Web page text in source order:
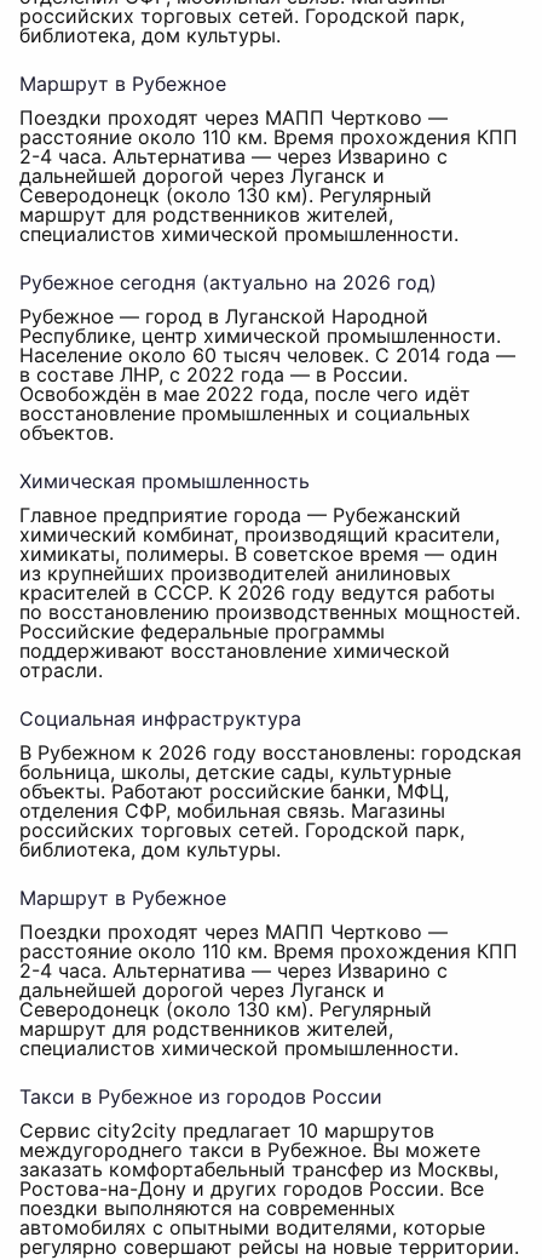
российских торговых сетей. Городской парк,
библиотека, дом культуры.
Маршрут в Рубежное
Поездки проходят через МАПП Чертково —
расстояние около 110 км. Время прохождения КПП
2-4 часа. Альтернатива — через Изварино с
дальнейшей дорогой через Луганск и
Северодонецк (около 130 км). Регулярный
маршрут для родственников жителей,
специалистов химической промышленности.
Рубежное сегодня (актуально на 2026 год)
Рубежное — город в Луганской Народной
Республике, центр химической промышленности.
Население около 60 тысяч человек. С 2014 года —
в составе ЛНР, с 2022 года — в России.
Освобождён в мае 2022 года, после чего идёт
восстановление промышленных и социальных
объектов.
Химическая промышленность
Главное предприятие города — Рубежанский
химический комбинат, производящий красители,
химикаты, полимеры. В советское время — один
из крупнейших производителей анилиновых
красителей в СССР. К 2026 году ведутся работы
по восстановлению производственных мощностей.
Российские федеральные программы
поддерживают восстановление химической
отрасли.
Социальная инфраструктура
В Рубежном к 2026 году восстановлены: городская
больница, школы, детские сады, культурные
объекты. Работают российские банки, МФЦ,
отделения СФР, мобильная связь. Магазины
российских торговых сетей. Городской парк,
библиотека, дом культуры.
Маршрут в Рубежное
Поездки проходят через МАПП Чертково —
расстояние около 110 км. Время прохождения КПП
2-4 часа. Альтернатива — через Изварино с
дальнейшей дорогой через Луганск и
Северодонецк (около 130 км). Регулярный
маршрут для родственников жителей,
специалистов химической промышленности.
Такси в Рубежное из городов России
Сервис city2city предлагает 10 маршрутов
междугороднего такси в Рубежное. Вы можете
заказать комфортабельный трансфер из Москвы,
Ростова-на-Дону и других городов России. Все
поездки выполняются на современных
автомобилях с опытными водителями, которые
регулярно совершают рейсы на новые территории.